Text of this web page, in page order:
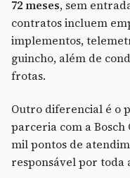
72 meses, sem
contratos incluem
implementos,
guincho, além de
frotas.
Outro diferencial é o
parceria com a Bosch
mil pontos de
responsável por toda